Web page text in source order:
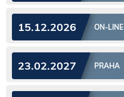
15.12.2026 ON-LINE
23.02.2027 PRAHA